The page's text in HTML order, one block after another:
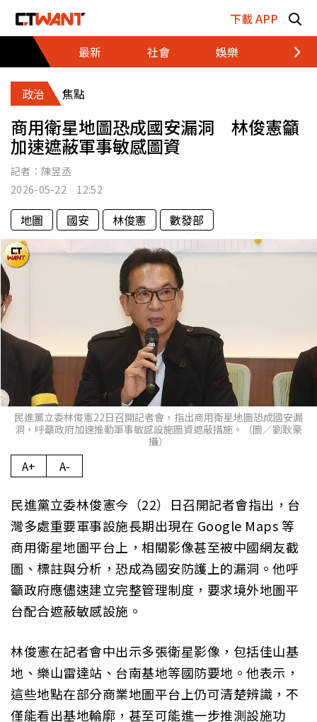
下載 APP
最新
社會 娛樂 財經
政治 焦點
商用衛星地圖恐成國安漏洞 林俊憲籲
加速遮蔽軍事敏感圖資
記者： 陳昱丞
2026-05-22 12:52
地圖 國安 林俊憲 數發部
民進黨立委林俊憲22日召開記者會，指出商用衛星地圖恐成國安漏
洞，呼籲政府加速推動軍事敏感設施圖資遮蔽措施。（圖／劉耿豪
攝）
A+ A-
民進黨立委林俊憲今（22）日召開記者會指出，台
灣多處重要軍事設施長期出現在 Google Maps 等
商用衛星地圖平台上，相關影像甚至被中國網友截
圖、標註與分析，恐成為國安防護上的漏洞。他呼
籲政府應儘速建立完整管理制度，要求境外地圖平
台配合遮蔽敏感設施。
林俊憲在記者會中出示多張衛星影像，包括佳山基
地、樂山雷達站、台南基地等國防要地。他表示，
這些地點在部分商業地圖平台上仍可清楚辨識，不
僅能看出基地輪廓，甚至可能進一步推測設施功